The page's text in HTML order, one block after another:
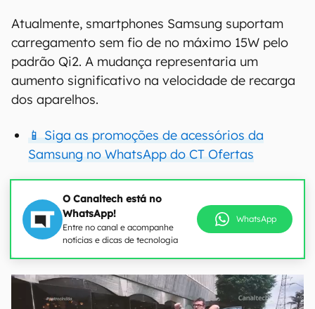
Atualmente, smartphones Samsung suportam
carregamento sem fio de no máximo 15W pelo
padrão Qi2. A mudança representaria um
aumento significativo na velocidade de recarga
dos aparelhos.
📱 Siga as promoções de acessórios da
Samsung no WhatsApp do CT Ofertas
O Canaltech está no
WhatsApp!
Entre no canal e acompanhe
notícias e dicas de tecnologia
WhatsApp